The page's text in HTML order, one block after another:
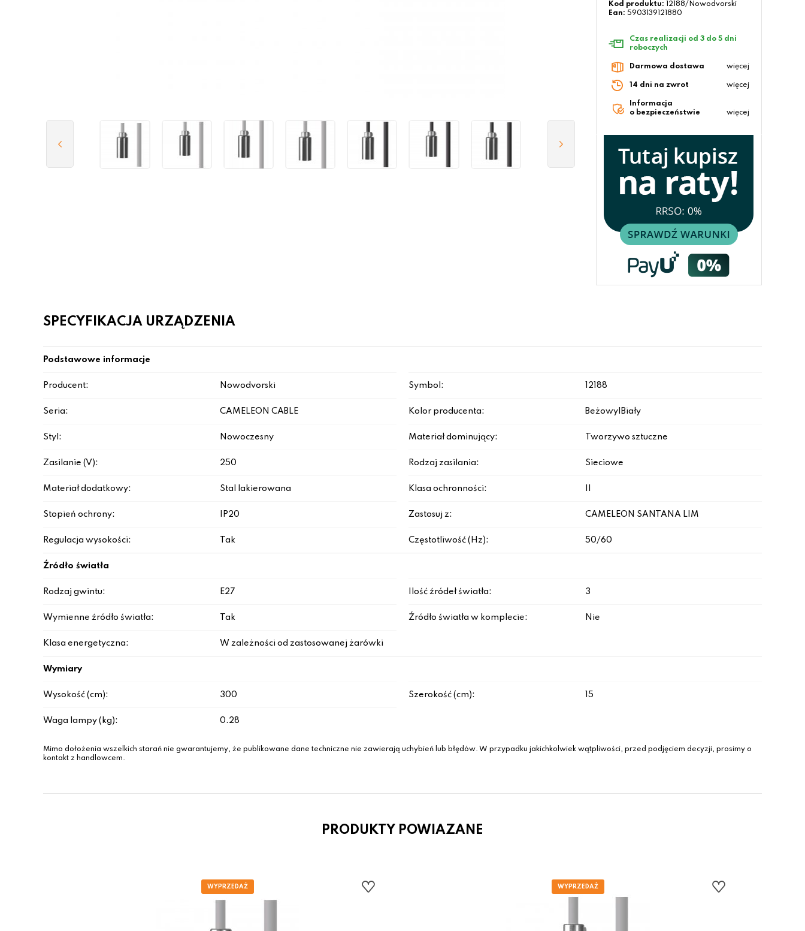
Kod produktu:
12188/Nowodvorski
Ean: 5903139121880
Czas realizacji od 3 do 5 dni
roboczych
Darmowa dostawa więcej
14 dni na zwrot więcej
Informacja
o bezpieczeństwie
więcej
SPECYFIKACJA URZĄDZENIA
Podstawowe informacje
Producent: Nowodvorski Symbol: 12188
Seria: CAMELEON CABLE Kolor producenta: Beżowy|Biały
Styl: Nowoczesny Materiał dominujący: Tworzywo sztuczne
Zasilanie (V): 250 Rodzaj zasilania: Sieciowe
Materiał dodatkowy: Stal lakierowana Klasa ochronności:
Stopień ochrony: IP20 Zastosuj z: CAMELEON SANTANA L|M
Regulacja wysokości: Tak Częstotliwość (Hz): 50/60
Źródło światła
Rodzaj gwintu: E27 Ilość źródeł światła: 3
Wymienne źródło światła: Tak Źródło światła w komplecie: Nie
Klasa energetyczna: W zależności od zastosowanej żarówki
Wymiary
Wysokość (cm): 300 Szerokość (cm): 15
Waga lampy (kg): 0.28
Mimo dołożenia wszelkich starań nie gwarantujemy, że publikowane dane techniczne nie zawierają uchybień lub błędów. W przypadku jakichkolwiek wątpliwości, przed podjęciem decyzji, prosimy o
kontakt z handlowcem.
PRODUKTY POWIAZANE